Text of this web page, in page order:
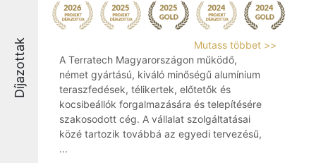
Díjazottak
Mutass többet >>
A Terratech Magyarországon működő,
német gyártású, kiváló minőségű alumínium
teraszfedések, télikertek, előtetők és
kocsibeállók forgalmazására és telepítésére
szakosodott cég. A vállalat szolgáltatásai
közé tartozik továbbá az egyedi tervezésű,
...